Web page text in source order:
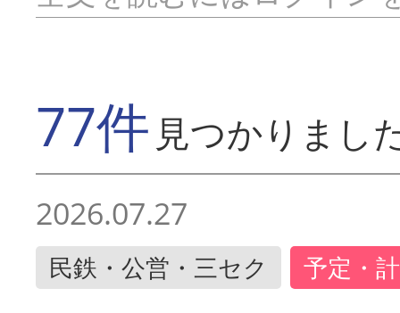
77件 見つかりまし
2026.07.27
民鉄・公営・三セク 予定・